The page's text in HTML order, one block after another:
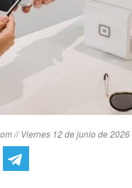
// Viernes 12 de junio de 2026